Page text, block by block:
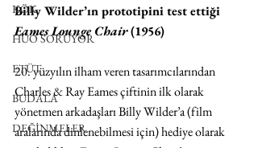
KÖK
HUO SORUYOR
ETÜT
BUDALA
DEĞİNMELER
Billy Wilder’ın prototipini test ettiği
Eames Lounge Chair (1956)
20. yüzyılın ilham veren tasarımcılarından
Charles & Ray Eames çiftinin ilk olarak
yönetmen arkadaşları Billy Wilder’a (film
aralarında dinlenebilmesi için) hediye olarak